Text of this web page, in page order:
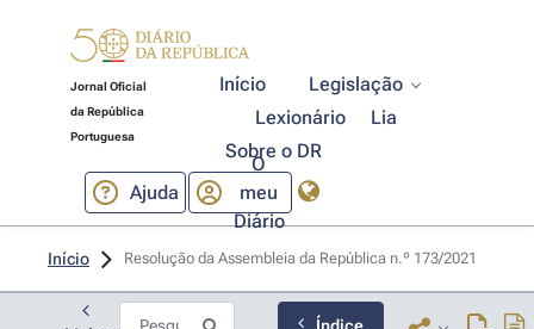
Jornal Oficial
da República
Portuguesa
Início
Legislação
Lexionário
Lia
Sobre o DR
Ajuda
O
meu
Diário
Início Resolução da Assembleia da República n.º 173/2021
Índice